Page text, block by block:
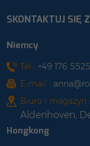
SKONTAKTUJ SIĘ
Niemcy
Tel : +49 176
E-mail :
Biuro i magazyn :
Aldenhoven,
Hongkong